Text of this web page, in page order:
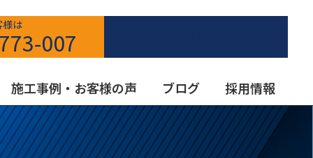
様は
007
施工事例・お客様の声 ブログ 採用情報